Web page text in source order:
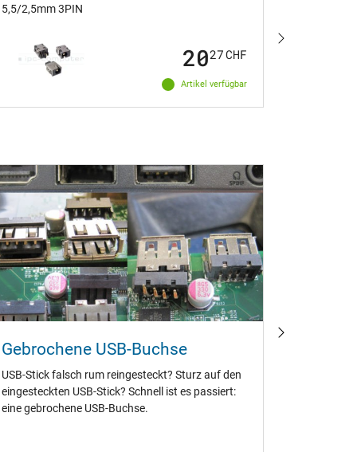
5,5/2,5mm 3PIN
Artikel verfügbar
2027CHF
Gebrochene USB-Buchse
USB-Stick falsch rum reingesteckt? Sturz auf den
eingesteckten USB-Stick? Schnell ist es passiert:
eine gebrochene USB-Buchse.